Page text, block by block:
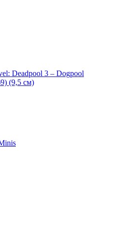
Deadpool 3 – Dogpool
(9,5 см)